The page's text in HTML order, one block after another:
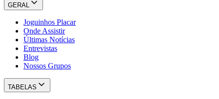
GERAL
Joguinhos Placar
Onde Assistir
Últimas Notícias
Entrevistas
Blog
Nossos Grupos
TABELAS